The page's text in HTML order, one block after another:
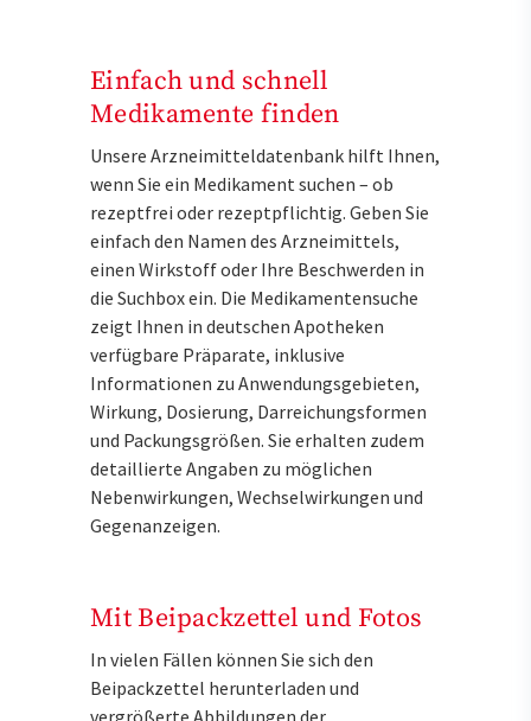
Einfach und schnell
Medikamente finden
Unsere Arzneimitteldatenbank hilft Ihnen,
wenn Sie ein Medikament suchen – ob
rezeptfrei oder rezeptpflichtig. Geben Sie
einfach den Namen des Arzneimittels,
einen Wirkstoff oder Ihre Beschwerden in
die Suchbox ein. Die Medikamentensuche
zeigt Ihnen in deutschen Apotheken
verfügbare Präparate, inklusive
Informationen zu Anwendungsgebieten,
Wirkung, Dosierung, Darreichungsformen
und Packungsgrößen. Sie erhalten zudem
detaillierte Angaben zu möglichen
Nebenwirkungen, Wechselwirkungen und
Gegenanzeigen.
Mit Beipackzettel und Fotos
In vielen Fällen können Sie sich den
Beipackzettel herunterladen und
vergrößerte Abbildungen der